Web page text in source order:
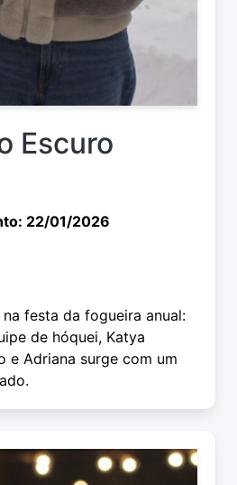
Escuro
22/01/2026
festa da fogueira anual:
de hóquei, Katya
e Adriana surge com um